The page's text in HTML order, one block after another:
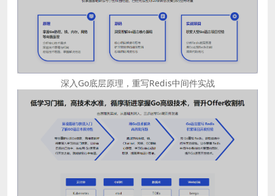
深入Go底层原理，重写Redis中间件实战